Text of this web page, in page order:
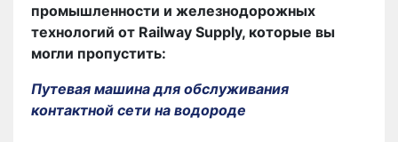
промышленности и железнодорожных
технологий от Railway Supply, которые вы
могли пропустить:
Путевая машина для обслуживания
контактной сети на водороде